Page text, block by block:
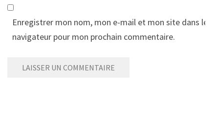
Enregistrer mon nom, mon e-mail et mon site dans le
navigateur pour mon prochain commentaire.